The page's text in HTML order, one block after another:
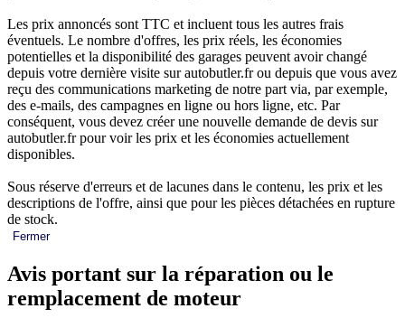
Les prix annoncés sont TTC et incluent tous les autres frais
éventuels. Le nombre d'offres, les prix réels, les économies
potentielles et la disponibilité des garages peuvent avoir changé
depuis votre dernière visite sur autobutler.fr ou depuis que vous avez
reçu des communications marketing de notre part via, par exemple,
des e-mails, des campagnes en ligne ou hors ligne, etc. Par
conséquent, vous devez créer une nouvelle demande de devis sur
autobutler.fr pour voir les prix et les économies actuellement
disponibles.
Sous réserve d'erreurs et de lacunes dans le contenu, les prix et les
descriptions de l'offre, ainsi que pour les pièces détachées en rupture
de stock.
Fermer
Avis portant sur la réparation ou le
remplacement de moteur